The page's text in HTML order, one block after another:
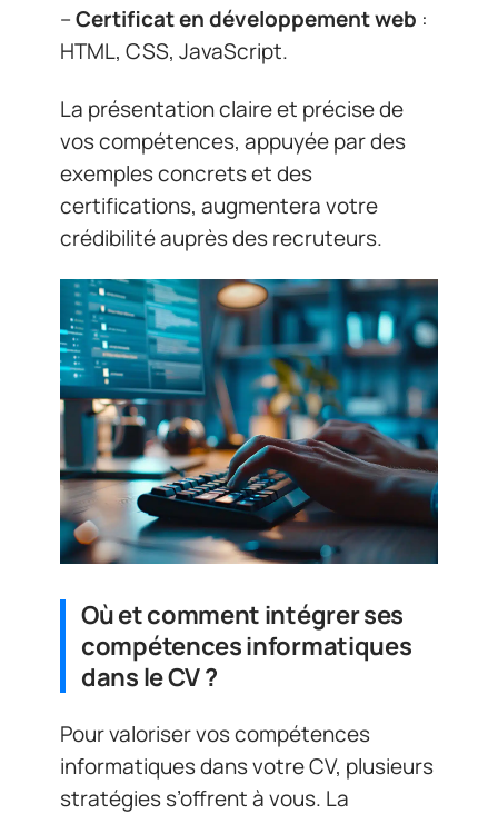
–Certificat en développement web :
HTML, CSS, JavaScript.
La présentation claire et précise de
vos compétences, appuyée par des
exemples concrets et des
certifications, augmentera votre
crédibilité auprès des recruteurs.
Où et comment intégrer ses
compétences informatiques
dans le CV ?
Pour valoriser vos compétences
informatiques dans votre CV, plusieurs
stratégies s’offrent à vous. La